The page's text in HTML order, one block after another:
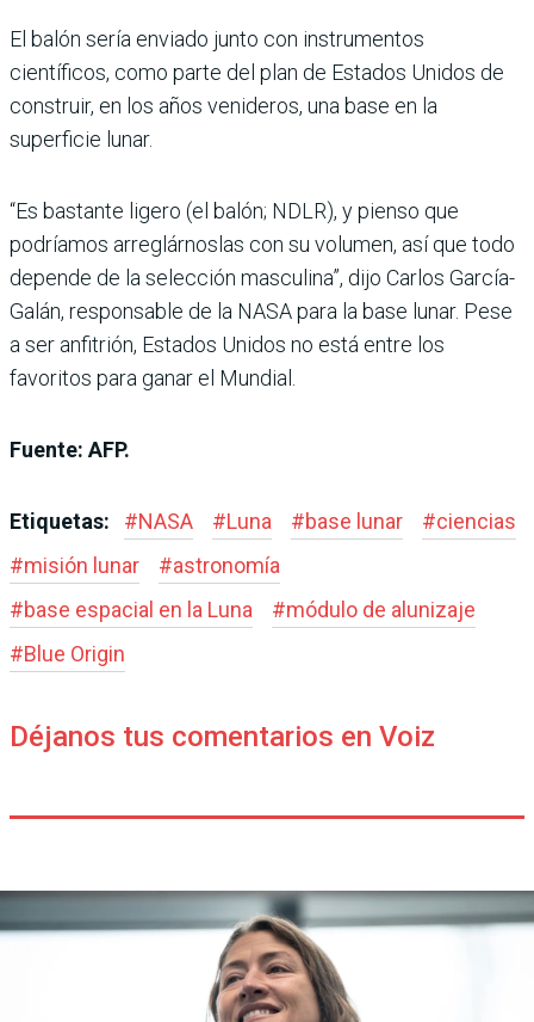
El balón sería enviado junto con instrumentos
científicos, como parte del plan de Estados Unidos de
construir, en los años venideros, una base en la
superficie lunar.
“Es bastante ligero (el balón; NDLR), y pienso que
podríamos arreglárnoslas con su volumen, así que todo
depende de la selección masculina”, dijo Carlos García-
Galán, responsable de la NASA para la base lunar. Pese
a ser anfitrión, Estados Unidos no está entre los
favoritos para ganar el Mundial.
Fuente: AFP.
Etiquetas: #NASA #Luna #base lunar #ciencias
#misión lunar #astronomía
#base espacial en la Luna #módulo de alunizaje
#Blue Origin
Déjanos tus comentarios en Voiz